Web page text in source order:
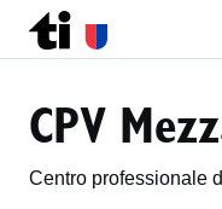
CPV
Centro professionale